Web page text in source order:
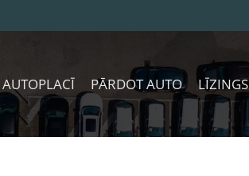
PĀRDOT AUTO LĪZINGS